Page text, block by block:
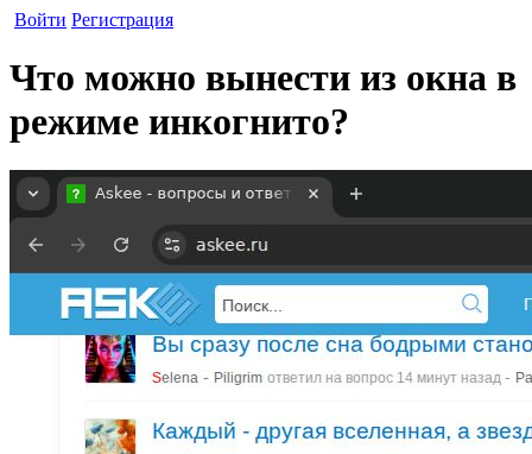
Войти Регистрация
Что можно вынести из окна в
режиме инкогнито?